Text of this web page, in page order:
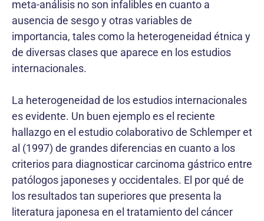
meta-análisis no son infalibles en cuanto a
ausencia de sesgo y otras variables de
importancia, tales como la heterogeneidad étnica y
de diversas clases que aparece en los estudios
internacionales.
La heterogeneidad de los estudios internacionales
es evidente. Un buen ejemplo es el reciente
hallazgo en el estudio colaborativo de Schlemper et
al (1997) de grandes diferencias en cuanto a los
criterios para diagnosticar carcinoma gástrico entre
patólogos japoneses y occidentales. El por qué de
los resultados tan superiores que presenta la
literatura japonesa en el tratamiento del cáncer